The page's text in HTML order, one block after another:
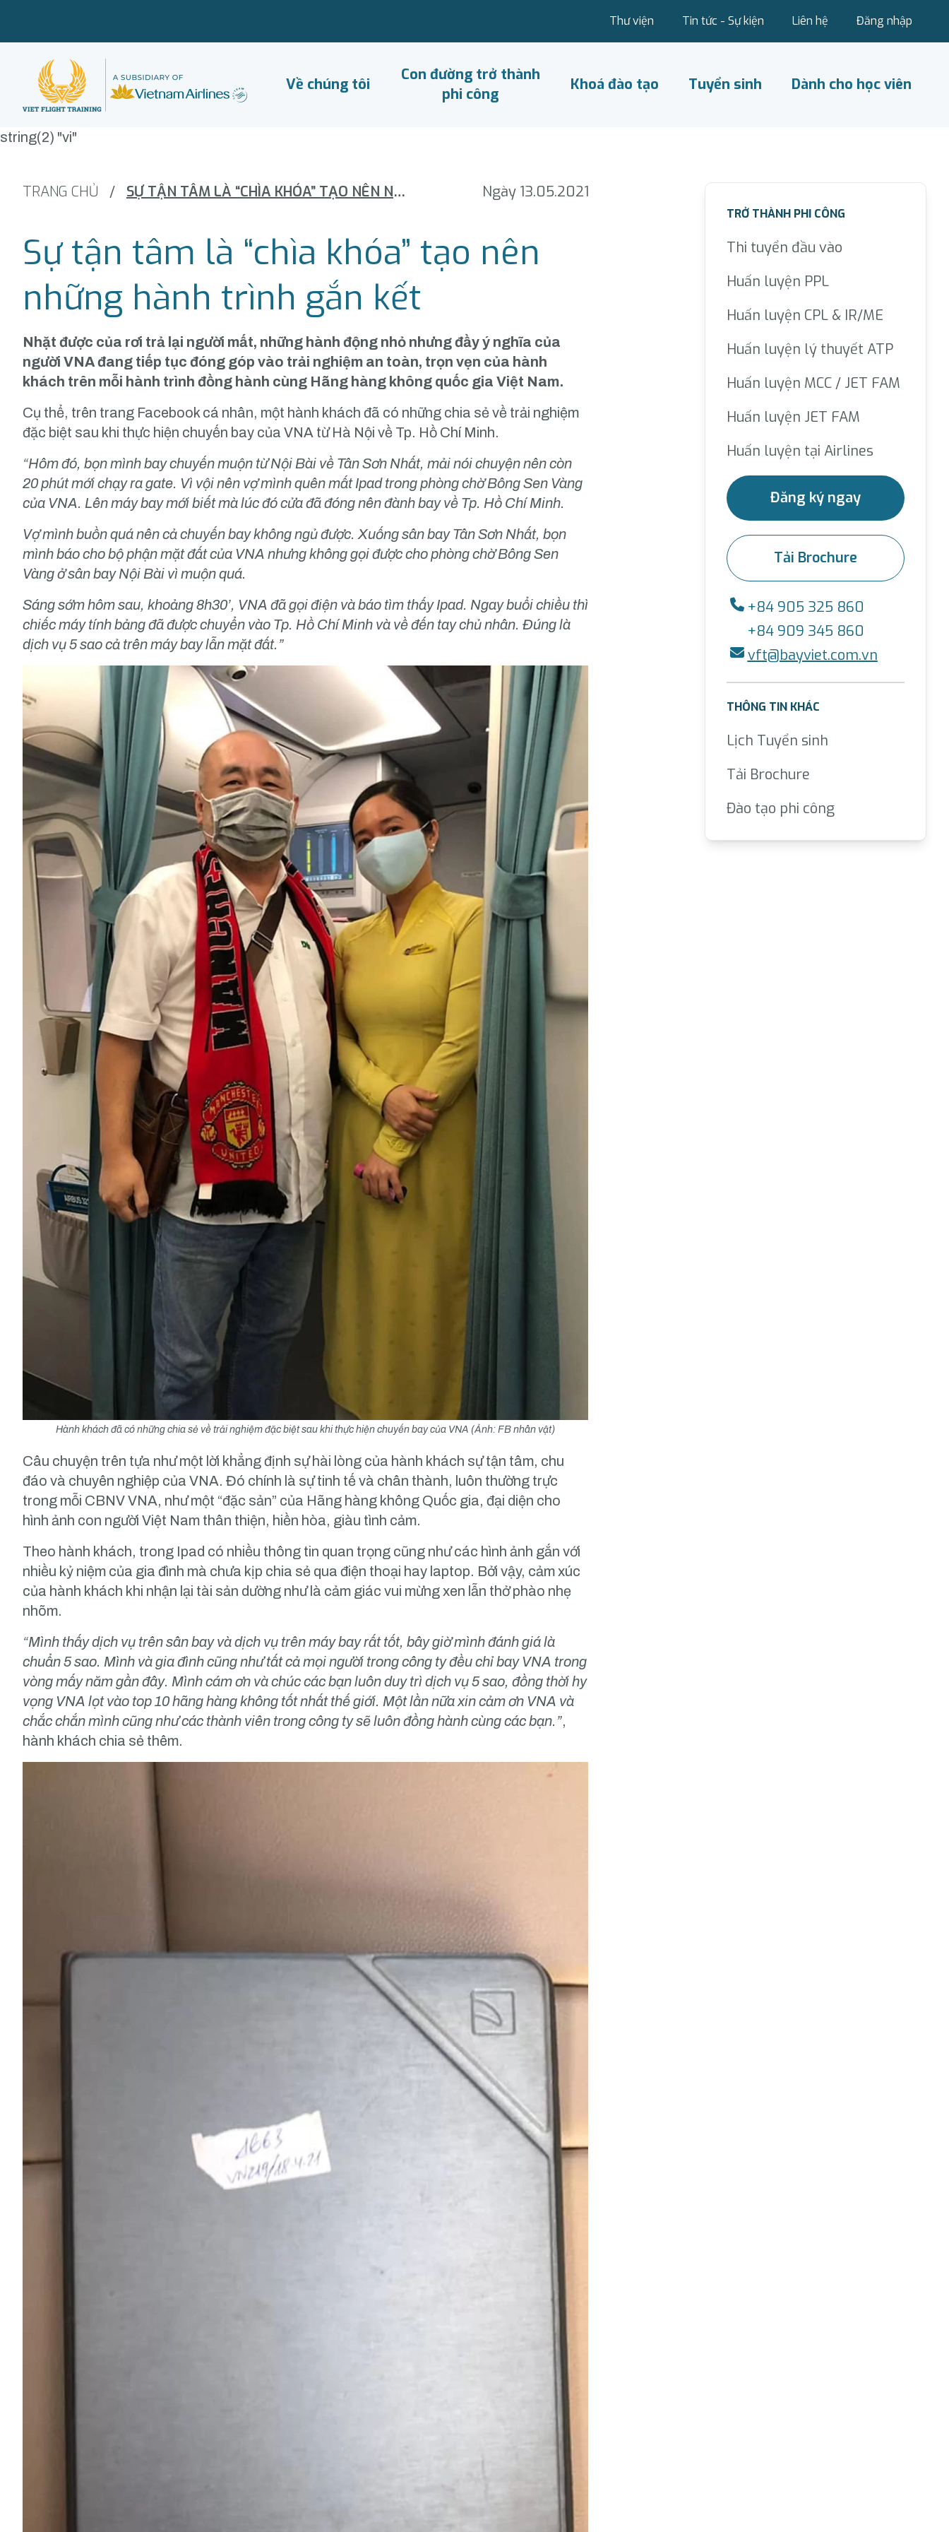
Thư viện Tin tức - Sự kiện Liên hệ Đăng nhập
Về chúng tôi
Con đường trở thành
phi công
Khoá đào tạo Tuyển sinh Dành cho học viên
string(2) "vi"
TRANG CHỦ / SỰ TẬN TÂM LÀ “CHÌA KHÓA” TẠO NÊN NHỮNG HÀNH TRÌNH GẮN KẾT Ngày 13.05.2021
Sự tận tâm là “chìa khóa” tạo nên
những hành trình gắn kết
Nhặt được của rơi trả lại người mất, những hành động nhỏ nhưng đầy ý nghĩa của
người VNA đang tiếp tục đóng góp vào trải nghiệm an toàn, trọn vẹn của hành
khách trên mỗi hành trình đồng hành cùng Hãng hàng không quốc gia Việt Nam.
Cụ thể, trên trang Facebook cá nhân, một hành khách đã có những chia sẻ về trải nghiệm
đặc biệt sau khi thực hiện chuyến bay của VNA từ Hà Nội về Tp. Hồ Chí Minh.
“Hôm đó, bọn mình bay chuyến muộn từ Nội Bài về Tân Sơn Nhất, mải nói chuyện nên còn
20 phút mới chạy ra gate. Vì vội nên vợ mình quên mất Ipad trong phòng chờ Bông Sen Vàng
của VNA. Lên máy bay mới biết mà lúc đó cửa đã đóng nên đành bay về Tp. Hồ Chí Minh.
Vợ mình buồn quá nên cả chuyến bay không ngủ được. Xuống sân bay Tân Sơn Nhất, bọn
mình báo cho bộ phận mặt đất của VNA nhưng không gọi được cho phòng chờ Bông Sen
Vàng ở sân bay Nội Bài vì muộn quá.
Sáng sớm hôm sau, khoảng 8h30’, VNA đã gọi điện và báo tìm thấy Ipad. Ngay buổi chiều thì
chiếc máy tính bảng đã được chuyển vào Tp. Hồ Chí Minh và về đến tay chủ nhân. Đúng là
dịch vụ 5 sao cả trên máy bay lẫn mặt đất.”
Hành khách đã có những chia sẻ về trải nghiệm đặc biệt sau khi thực hiện chuyến bay của VNA (Ảnh: FB nhân vật)
Câu chuyện trên tựa như một lời khẳng định sự hài lòng của hành khách sự tận tâm, chu
đáo và chuyên nghiệp của VNA. Đó chính là sự tinh tế và chân thành, luôn thường trực
trong mỗi CBNV VNA, như một “đặc sản” của Hãng hàng không Quốc gia, đại diện cho
hình ảnh con người Việt Nam thân thiện, hiền hòa, giàu tình cảm.
Theo hành khách, trong Ipad có nhiều thông tin quan trọng cũng như các hình ảnh gắn với
nhiều kỷ niệm của gia đình mà chưa kịp chia sẻ qua điện thoại hay laptop. Bởi vậy, cảm xúc
của hành khách khi nhận lại tài sản dường như là cảm giác vui mừng xen lẫn thở phào nhẹ
nhõm.
“Mình thấy dịch vụ trên sân bay và dịch vụ trên máy bay rất tốt, bây giờ mình đánh giá là
chuẩn 5 sao. Mình và gia đình cũng như tất cả mọi người trong công ty đều chỉ bay VNA trong
vòng mấy năm gần đây. Mình cám ơn và chúc các bạn luôn duy trì dịch vụ 5 sao, đồng thời hy
vọng VNA lọt vào top 10 hãng hàng không tốt nhất thế giới. Một lần nữa xin cảm ơn VNA và
chắc chắn mình cũng như các thành viên trong công ty sẽ luôn đồng hành cùng các bạn.”,
hành khách chia sẻ thêm.
TRỞ THÀNH PHI CÔNG
Thi tuyển đầu vào
Huấn luyện PPL
Huấn luyện CPL & IR/ME
Huấn luyện lý thuyết ATP
Huấn luyện MCC / JET FAM
Huấn luyện JET FAM
Huấn luyện tại Airlines
Đăng ký ngay
Tải Brochure
+84 905 325 860
+84 909 345 860
vft@bayviet.com.vn
THÔNG TIN KHÁC
Lịch Tuyển sinh
Tải Brochure
Đào tạo phi công